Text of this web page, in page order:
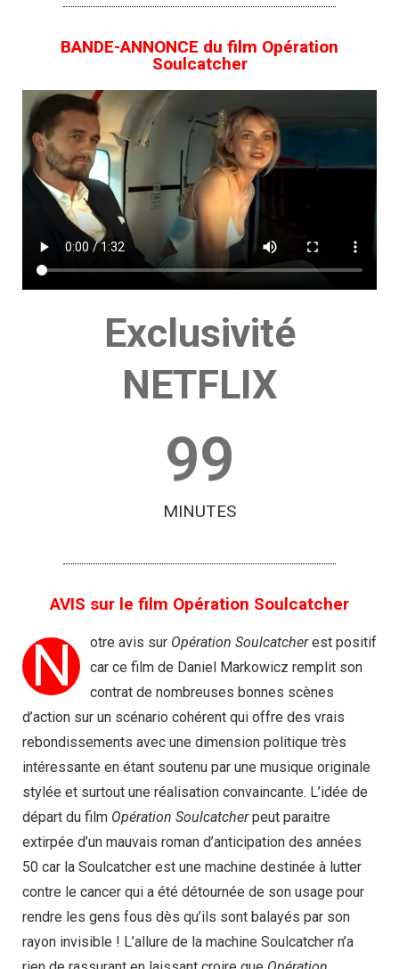
BANDE-ANNONCE du film Opération
Soulcatcher
Exclusivité
NETFLIX
99
MINUTES
AVIS sur le film Opération Soulcatcher
N otre avis sur Opération Soulcatcherest positif
car ce film de Daniel Markowicz remplit son
contrat de nombreuses bonnes scènes
d’action sur un scénario cohérent qui offre des vrais
rebondissements avec une dimension politique très
intéressante en étant soutenu par une musique originale
stylée et surtout une réalisation convaincante. L’idée de
départ du film Opération Soulcatcherpeut paraitre
extirpée d’un mauvais roman d’anticipation des années
50 car la Soulcatcher est une machine destinée à lutter
contre le cancer qui a été détournée de son usage pour
rendre les gens fous dès qu’ils sont balayés par son
rayon invisible ! L’allure de la machine Soulcatcher n’a